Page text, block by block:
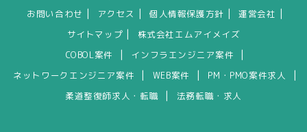
お問い合わせ アクセス 個人情報保護方針 運営会社
サイトマップ
株式会社エムアイメイズ
COBOL案件
インフラエンジニア案件
ネットワークエンジニア案件 WEB案件 PM・PMO案件求人
柔道整復師求人・転職 法務転職・求人